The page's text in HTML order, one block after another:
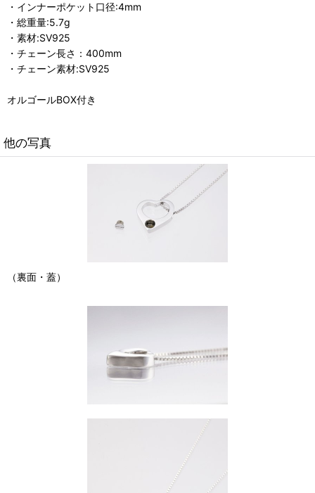
・インナーポケット口径:4mm
・総重量:5.7g
・素材:SV925
・チェーン長さ：400mm
・チェーン素材:SV925
オルゴールBOX付き
他の写真
（裏面・蓋）